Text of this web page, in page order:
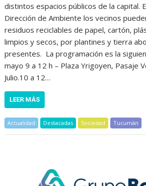
distintos espacios públicos de la capital.
Dirección de Ambiente los vecinos
residuos reciclables de papel, cartón,
limpios y secos, por plantines y tierra
presentes. La programación es la
mayo 9 a 12 h – Plaza Yrigoyen, Pasaje
Julio.10 a 12…
LEER MÁS
Actualidad Destacadas Sociedad Tucumán